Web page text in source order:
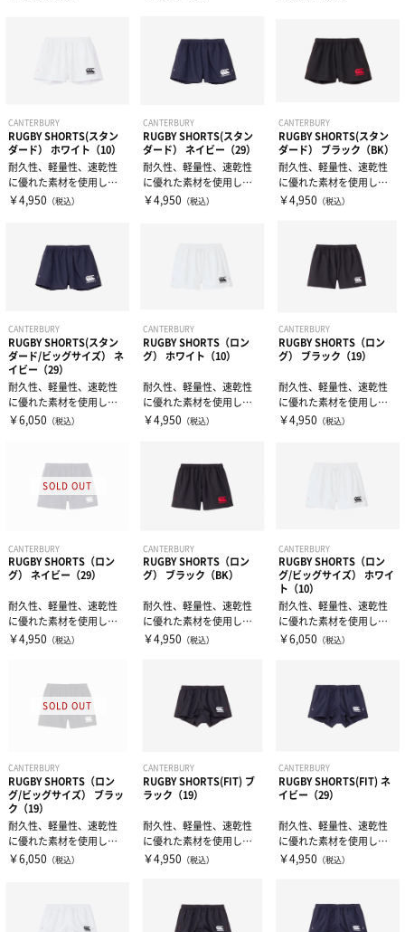
スウェット
コート
リカバリーウェア
シューレース
タオル
その他
自体重トレーニング
バランストレーニング
有酸素トレーニング
ケア・コンディション
CANTERBURY
RUGBY SHORTS(スタン
ダード） ホワイト（10）
耐久性、軽量性、速乾性
に優れた素材を使用した
ラグビーショーツスタン
￥4,950 （税込）
CANTERBURY
RUGBY SHORTS(スタン
ダード） ネイビー（29）
耐久性、軽量性、速乾性
に優れた素材を使用した
ラグビーショーツスタン
￥4,950 （税込）
CANTERBURY
RUGBY SHORTS(スタン
ダード） ブラック（BK）
耐久性、軽量性、速乾性
に優れた素材を使用した
ラグビーショーツスタン
￥4,950 （税込）
CANTERBURY
RUGBY SHORTS(スタン
ダード/ビッグサイズ） ネ
イビー（29）
耐久性、軽量性、速乾性
に優れた素材を使用した
ラグビーショーツスタン
￥6,050 （税込）
CANTERBURY
RUGBY SHORTS（ロン
グ） ホワイト（10）
耐久性、軽量性、速乾性
に優れた素材を使用した
ラグビーショーツロング
￥4,950 （税込）
CANTERBURY
RUGBY SHORTS（ロン
グ） ブラック（19）
耐久性、軽量性、速乾性
に優れた素材を使用した
ラグビーショーツロング
￥4,950 （税込）
CANTERBURY
RUGBY SHORTS（ロン
グ） ネイビー（29）
耐久性、軽量性、速乾性
に優れた素材を使用した
ラグビーショーツロング
￥4,950 （税込）
CANTERBURY
RUGBY SHORTS（ロン
グ） ブラック（BK）
耐久性、軽量性、速乾性
に優れた素材を使用した
ラグビーショーツロング
￥4,950 （税込）
CANTERBURY
RUGBY SHORTS（ロン
グ/ビッグサイズ） ホワイ
ト（10）
耐久性、軽量性、速乾性
に優れた素材を使用した
ラグビーショーツロング
￥6,050 （税込）
CANTERBURY
RUGBY SHORTS（ロン
グ/ビッグサイズ） ブラッ
ク（19）
耐久性、軽量性、速乾性
に優れた素材を使用した
ラグビーショーツロング
￥6,050 （税込）
CANTERBURY
RUGBY SHORTS(FIT) ブ
ラック（19）
耐久性、軽量性、速乾性
に優れた素材を使用した
ラグビーショーツフィッ
￥4,950 （税込）
CANTERBURY
RUGBY SHORTS(FIT) ネ
イビー（29）
耐久性、軽量性、速乾性
に優れた素材を使用した
ラグビーショーツフィッ
￥4,950 （税込）